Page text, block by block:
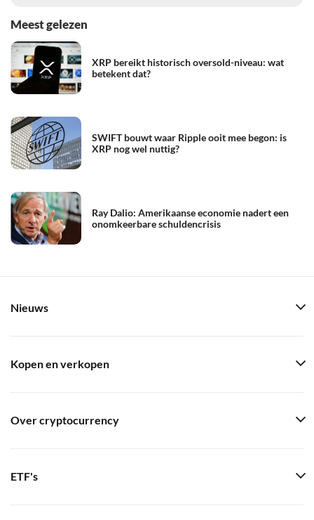
Meest gelezen
XRP bereikt historisch oversold-niveau: wat
betekent dat?
SWIFT bouwt waar Ripple ooit mee begon: is
XRP nog wel nuttig?
Ray Dalio: Amerikaanse economie nadert een
onomkeerbare schuldencrisis
Nieuws
Kopen en verkopen
Over cryptocurrency
ETF's